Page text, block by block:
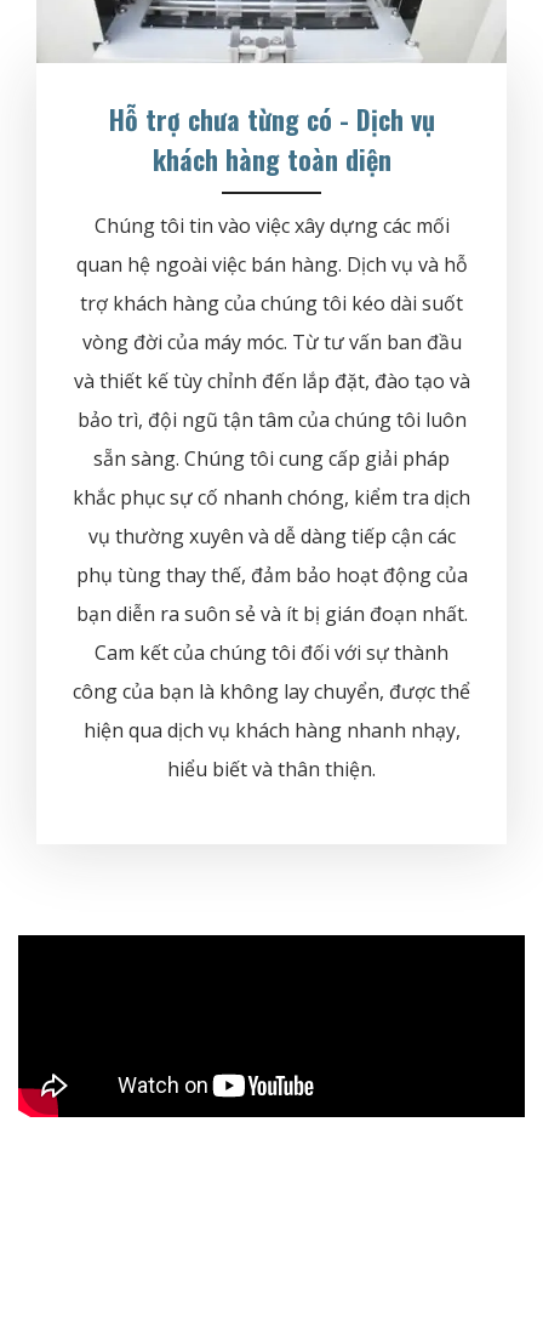
Hỗ trợ chưa từng có - Dịch vụ
khách hàng toàn diện
Chúng tôi tin vào việc xây dựng các mối
quan hệ ngoài việc bán hàng. Dịch vụ và hỗ
trợ khách hàng của chúng tôi kéo dài suốt
vòng đời của máy móc. Từ tư vấn ban đầu
và thiết kế tùy chỉnh đến lắp đặt, đào tạo và
bảo trì, đội ngũ tận tâm của chúng tôi luôn
sẵn sàng. Chúng tôi cung cấp giải pháp
khắc phục sự cố nhanh chóng, kiểm tra dịch
vụ thường xuyên và dễ dàng tiếp cận các
phụ tùng thay thế, đảm bảo hoạt động của
bạn diễn ra suôn sẻ và ít bị gián đoạn nhất.
Cam kết của chúng tôi đối với sự thành
công của bạn là không lay chuyển, được thể
hiện qua dịch vụ khách hàng nhanh nhạy,
hiểu biết và thân thiện.